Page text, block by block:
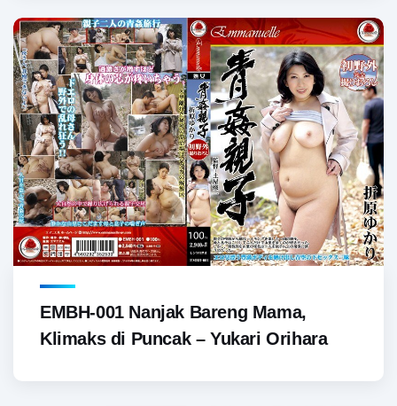
EMBH-001 Nanjak Bareng Mama,
Klimaks di Puncak – Yukari Orihara